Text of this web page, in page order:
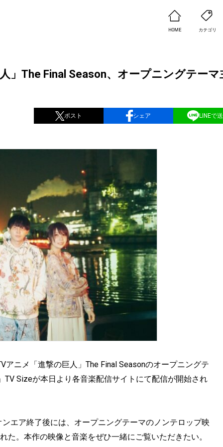
HOME カテゴリ
」The Final Season、オープニングテーマ
ポスト シェア LINEで
ニメ「進撃の巨人」The Final Seasonのオープニングテ
Sizeが本日より各音楽配信サイトにて配信が開始され
エア終了後には、オープニングテーマのノンテロップ映
た。本作の映像と音楽をぜひ一緒にご覧いただきたい。